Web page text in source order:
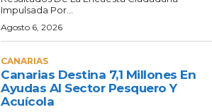
Impulsada Por...
Agosto 6, 2026
CANARIAS
Canarias Destina 7,1 Millones En
Ayudas Al Sector Pesquero Y
Acuícola